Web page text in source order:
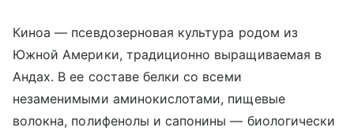
Киноа — псевдозерновая культура родом из
Южной Америки, традиционно выращиваемая в
Андах. В ее составе белки со всеми
незаменимыми аминокислотами, пищевые
волокна, полифенолы и сапонины — биологически